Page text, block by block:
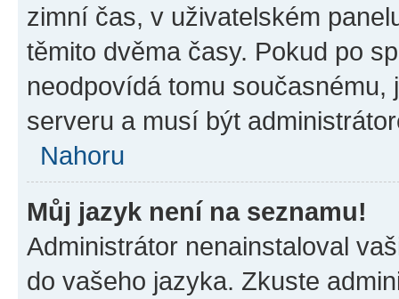
zimní čas, v uživatelském
těmito dvěma časy. Pokud po
neodpovídá tomu
serveru a musí být
Nahoru
Můj jazyk není na seznamu!
Administrátor nenainstaloval
do vašeho jazyka. Zkuste